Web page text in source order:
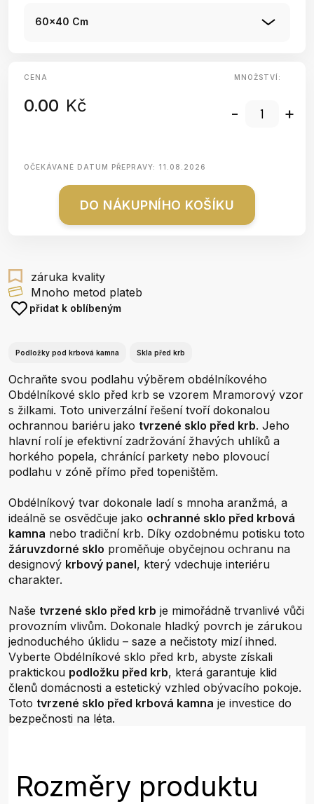
60x40 Cm
CENA
0.00 Kč
MNOŽSTVÍ:
- +
OČEKÁVANÉ DATUM PŘEPRAVY: 11.08.2026
DO NÁKUPNÍHO KOŠÍKU
záruka kvality
Mnoho metod plateb
přidat k oblíbeným
Podložky pod krbová kamna Skla před krb
Ochraňte svou podlahu výběrem obdélníkového
Obdélníkové sklo před krb se vzorem Mramorový vzor
s žilkami. Toto univerzální řešení tvoří dokonalou
ochrannou bariéru jako tvrzené sklo před krb. Jeho
hlavní rolí je efektivní zadržování žhavých uhlíků a
horkého popela, chránící parkety nebo plovoucí
podlahu v zóně přímo před topeništěm.
Obdélníkový tvar dokonale ladí s mnoha aranžmá, a
ideálně se osvědčuje jako ochranné sklo před krbová
kamna nebo tradiční krb. Díky ozdobnému potisku toto
žáruvzdorné sklo proměňuje obyčejnou ochranu na
designový krbový panel, který vdechuje interiéru
charakter.
Naše tvrzené sklo před krb je mimořádně trvanlivé vůči
provozním vlivům. Dokonale hladký povrch je zárukou
jednoduchého úklidu – saze a nečistoty mizí ihned.
Vyberte Obdélníkové sklo před krb, abyste získali
praktickou podložku před krb, která garantuje klid
členů domácnosti a estetický vzhled obývacího pokoje.
Toto tvrzené sklo před krbová kamna je investice do
bezpečnosti na léta.
Rozměry produktu